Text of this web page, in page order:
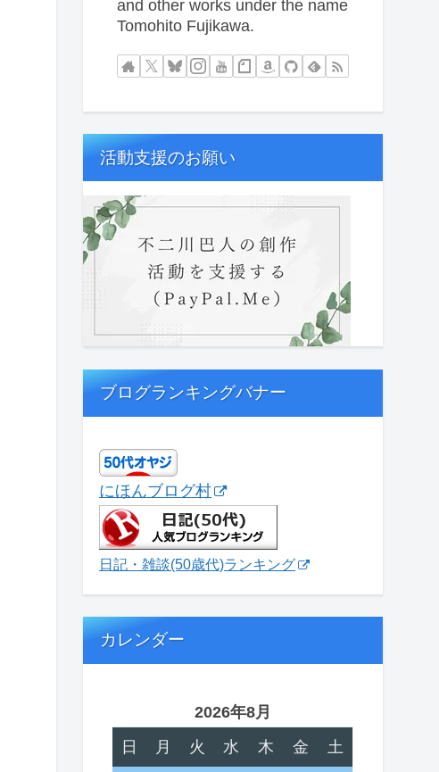
and other works under the name
Tomohito Fujikawa.
活動支援のお願い
ブログランキングバナー
にほんブログ村
日記・雑談(50歳代)ランキング
カレンダー
2026年8月
日
月 火 水 木 金 土